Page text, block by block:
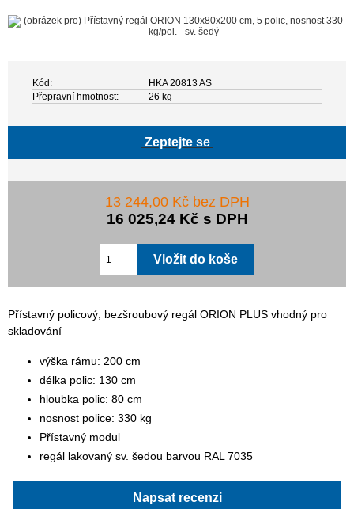
Kód:
HKA 20813 AS
Přepravní hmotnost:
26 kg
Zeptejte se
13 244,00 Kč bez DPH
16 025,24 Kč s DPH
Přístavný policový, bezšroubový regál ORION PLUS vhodný pro
skladování
výška rámu: 200 cm
délka polic: 130 cm
hloubka polic: 80 cm
nosnost police: 330 kg
Přístavný modul
regál lakovaný sv. šedou barvou RAL 7035
Napsat recenzi